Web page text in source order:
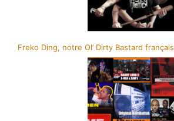
Freko Ding, notre Ol’ Dirty Bastard français